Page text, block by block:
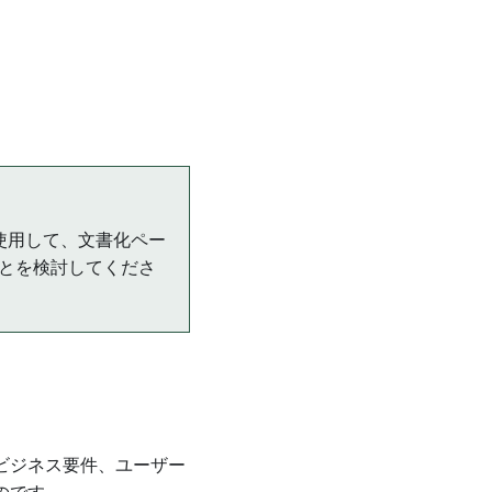
用して、文書化ペー
を検討してくださ
ジネス要件、ユーザー